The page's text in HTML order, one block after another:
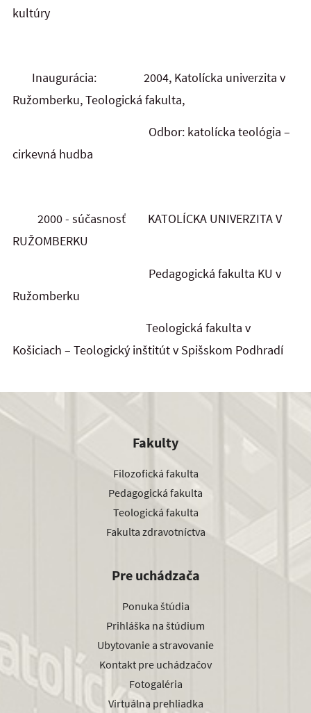
kultúry
Inaugurácia: 2004, Katolícka univerzita v
Ružomberku, Teologická fakulta,
Odbor: katolícka teológia –
cirkevná hudba
2000 - súčasnosť KATOLÍCKA UNIVERZITA V
RUŽOMBERKU
Pedagogická fakulta KU v
Ružomberku
Teologická fakulta v
Košiciach – Teologický inštitút v Spišskom Podhradí
Fakulty
Filozofická fakulta
Pedagogická fakulta
Teologická fakulta
Fakulta zdravotníctva
Pre uchádzača
Ponuka štúdia
Prihláška na štúdium
Ubytovanie a stravovanie
Kontakt pre uchádzačov
Fotogaléria
Virtuálna prehliadka